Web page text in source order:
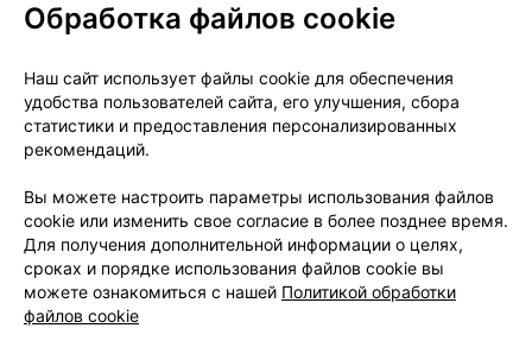
О проекте
Новости проекта
Размещение рекламы
Медицинский маркетинг
Публичный договор
Доставка
Способы оплаты
Вакансии
Партнеры
Написать руководителю 103.by
Написать в поддержку
Персональные настройки Cookie
Обработка файлов cookie
Наш сайт использует файлы cookie для обеспечения
удобства пользователей сайта, его улучшения, сбора
статистики и предоставления персонализированных
рекомендаций.
Вы можете настроить параметры использования файлов
cookie или изменить свое согласие в более позднее время.
Для получения дополнительной информации о целях,
сроках и порядке использования файлов cookie вы
можете ознакомиться с нашей Политикой обработки
файлов cookie